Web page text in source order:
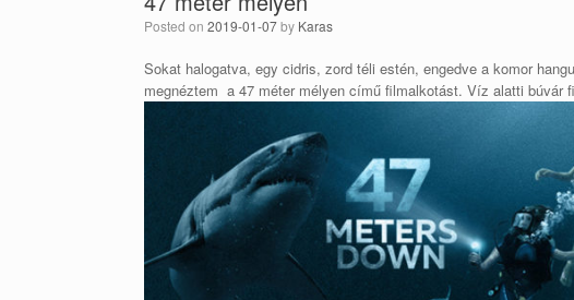
Posted on 2019-01-07by Karas
Sokat halogatva, egy cidris, zord téli estén, engedve a komor
megnéztem a 47 méter mélyen című filmalkotást. Víz alatti búvár